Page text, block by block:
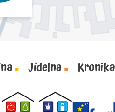
Jídelna Kronika